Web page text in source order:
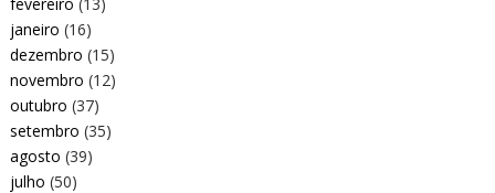
janeiro (16)
dezembro (15)
novembro (12)
outubro (37)
setembro (35)
agosto (39)
julho (50)